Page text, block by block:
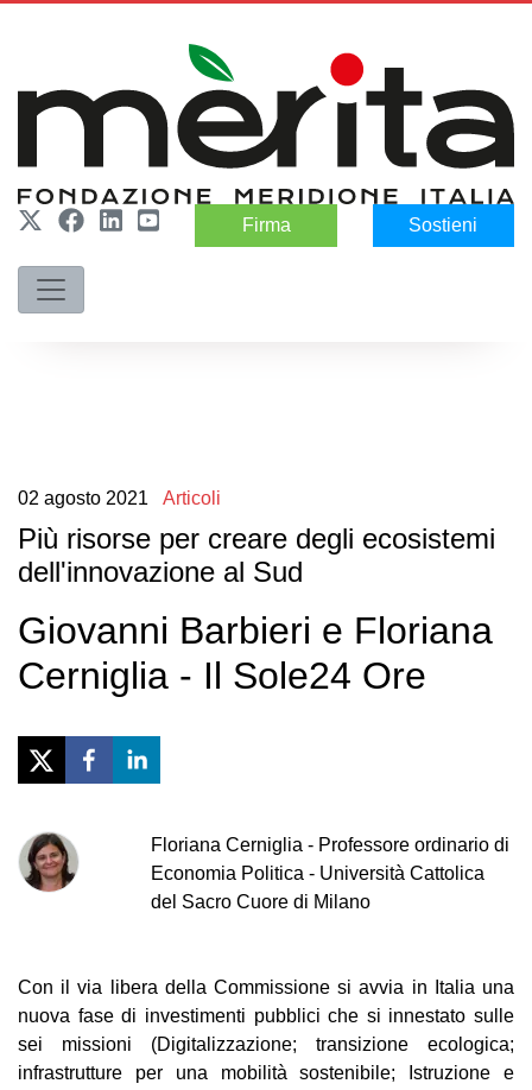
Firma Sostieni
02 agosto 2021 Articoli
Più risorse per creare degli ecosistemi
dell'innovazione al Sud
Giovanni Barbieri e Floriana
Cerniglia - Il Sole24 Ore
Floriana Cerniglia - Professore ordinario di
Economia Politica - Università Cattolica
del Sacro Cuore di Milano
Con il via libera della Commissione si avvia in Italia una
nuova fase di investimenti pubblici che si innestato sulle
sei missioni (Digitalizzazione; transizione ecologica;
infrastrutture per una mobilità sostenibile; Istruzione e